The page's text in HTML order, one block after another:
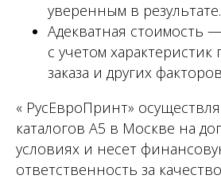
уверенным в результате.
Адекватная стоимость
с учетом
заказа и других
« РусЕвроПринт»
каталогов А5 в Москве на
условиях и несет
ответственность за